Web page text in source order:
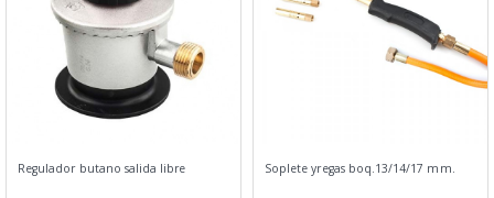
Regulador butano salida libre Soplete yregas boq.13/14/17 mm.